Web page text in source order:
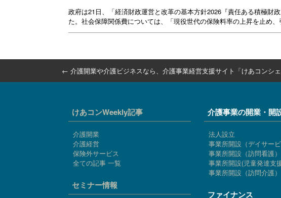
政府は21日、「経済財政運営と改革の基本方針2026『責任ある積極財
た。社会保障関係費については、「現役世代の保険料率の上昇を止め
← 介護開業や介護ビジネスなら、 介護事業経営支援サイト「けあコンシ
けあコンWeekly記事
介護開業
介護経営
保険外サービス
全ての記事 一覧
セミナー情報
介護事業の開業・開
法人設立
事業所開設（デイサービ
事業所開設（訪問看護）
事業所開設(児童発達支
事業所開設（訪問介護）
ファイナンス